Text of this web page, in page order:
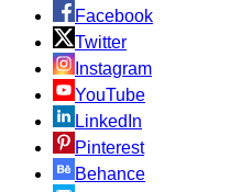
Facebook
Twitter
Instagram
YouTube
LinkedIn
Pinterest
Behance